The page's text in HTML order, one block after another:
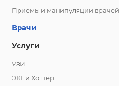
Приемы и манипуляции врачей
Врачи
Услуги
УЗИ
ЭКГ и Холтер